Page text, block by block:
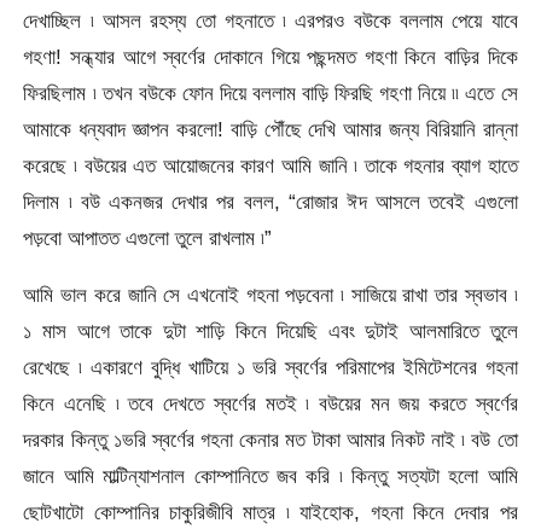
দেখাচ্ছিল ৷ আসল রহস্য তো গহনাতে ৷ এরপরও বউকে বললাম পেয়ে যাবে
গহণা! সন্ধ্যার আগে স্বর্ণের দোকানে গিয়ে পছন্দমত গহণা কিনে বাড়ির দিকে
ফিরছিলাম ৷ তখন বউকে ফোন দিয়ে বললাম বাড়ি ফিরছি গহণা নিয়ে ৷৷ এতে সে
আমাকে ধন্যবাদ জ্ঞাপন করলো! বাড়ি পৌঁছে দেখি আমার জন্য বিরিয়ানি রান্না
করেছে ৷ বউয়ের এত আয়োজনের কারণ আমি জানি ৷ তাকে গহনার ব্যাগ হাতে
দিলাম ৷ বউ একনজর দেখার পর বলল, “রোজার ঈদ আসলে তবেই এগুলো
পড়বো আপাতত এগুলো তুলে রাখলাম ৷”
আমি ভাল করে জানি সে এখনোই গহনা পড়বেনা ৷ সাজিয়ে রাখা তার স্বভাব ৷
১ মাস আগে তাকে দুটা শাড়ি কিনে দিয়েছি এবং দুটাই আলমারিতে তুলে
রেখেছে ৷ একারণে বুদ্ধি খাটিয়ে ১ ভরি স্বর্ণের পরিমাপের ইমিটেশনের গহনা
কিনে এনেছি ৷ তবে দেখতে স্বর্ণের মতই ৷ বউয়ের মন জয় করতে স্বর্ণের
দরকার কিন্তু ১ভরি স্বর্ণের গহনা কেনার মত টাকা আমার নিকট নাই ৷ বউ তো
জানে আমি মাল্টিন্যাশনাল কোম্পানিতে জব করি ৷ কিন্তু সত্যটা হলো আমি
ছোটখাটো কোম্পানির চাকুরিজীবি মাত্র ৷ যাইহোক, গহনা কিনে দেবার পর